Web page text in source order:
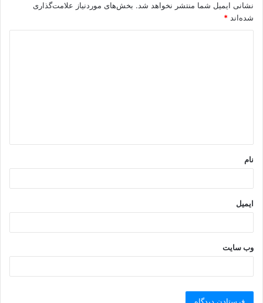
نشانی ایمیل شما منتشر نخواهد شد. بخش‌های موردنیاز علامت‌گذاری
شده‌اند *
*
نام
ایمیل
وب‌ سایت